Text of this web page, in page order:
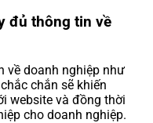
đủ thông tin về
về doanh nghiệp như
chắn sẽ khiến
website và đồng thời
cho doanh nghiệp.